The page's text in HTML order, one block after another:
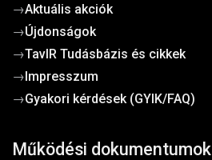
→Aktuális akciók
→Újdonságok
→TavIR Tudásbázis és cikkek
→Impresszum
→Gyakori kérdések (GYIK/FAQ)
Működési dokumentumok